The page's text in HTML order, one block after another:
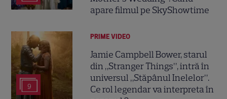
apare filmul pe SkyShowtime
9
PRIME VIDEO
Jamie Campbell Bower, starul
din „Stranger Things”, intră în
universul „Stăpânul Inelelor”.
Ce rol legendar va interpreta în